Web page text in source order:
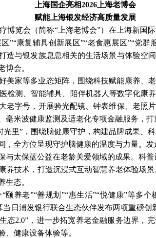
上海国企亮相2026上海老博会
赋能上海银发经济高质量发展
博览会（简称“上海老博会”）在上海新国
”“康复辅具创新展区”“老食惠展区”“党
与银发族息息相关的生活场景与体验空
博会。
美家等多业态矩阵，围绕科技赋能康养、
检测、智能辅具、陪伴机器人等数字化康
老字号，开展验光配镜、钟表维保、老照
米波健康监测及适老化专项金融服务，打
光里”，围绕脑健康守护，构建品牌成果、
全方位呈现守护脑健康的温度与力量。
与太保蓝公益在老龄关爱领域的成果。科
技术，打造沉浸式互动智慧养老体验场
生态。
颐养老”“善规划”“惠生活”“悦健康”等多
日浦发银行联合生态伙伴发布两项重磅
态2.0”，进一步拓宽养老金融服务边界，
、健康设备体验等。